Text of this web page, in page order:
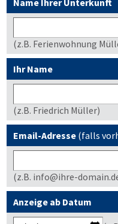
Name Ihrer Unterkunft
(z.B. Ferienwohnung
Ihr Name
(z.B. Friedrich Müller)
Email-Adresse (falls
(z.B. info@ihre-
Anzeige ab Datum